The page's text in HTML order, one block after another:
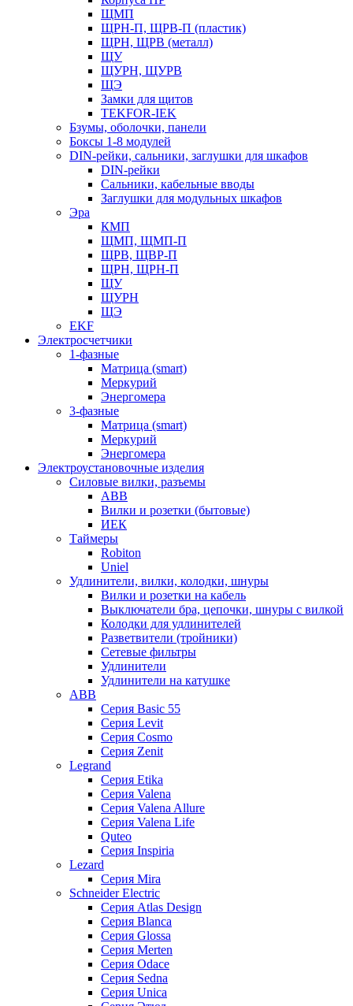
ЩМП
ЩРН-П, ЩРВ-П (пластик)
ЩРН, ЩРВ (металл)
ЩУ
ЩУРН, ЩУРВ
ЩЭ
Замки для щитов
TEKFOR-IEK
Бзумы, оболочки, панели
Боксы 1-8 модулей
DIN-рейки, сальники, заглушки для шкафов
DIN-рейки
Сальники, кабельные вводы
Заглушки для модульных шкафов
Эра
КМП
ЩМП, ЩМП-П
ЩРВ, ЩВР-П
ЩРН, ЩРН-П
ЩУ
ЩУРН
ЩЭ
EKF
Электросчетчики
1-фазные
Матрица (smart)
Меркурий
Энергомера
3-фазные
Матрица (smart)
Меркурий
Энергомера
Электроустановочные изделия
Силовые вилки, разъемы
ABB
Вилки и розетки (бытовые)
ИЕК
Таймеры
Robiton
Uniel
Удлинители, вилки, колодки, шнуры
Вилки и розетки на кабель
Выключатели бра, цепочки, шнуры с вилкой
Колодки для удлинителей
Разветвители (тройники)
Сетевые фильтры
Удлинители
Удлинители на катушке
ABB
Серия Basic 55
Серия Levit
Серия Cosmo
Серия Zenit
Legrand
Серия Etika
Серия Valena
Серия Valena Allure
Серия Valena Life
Quteo
Серия Inspiria
Lezard
Серия Mira
Schneider Electric
Серия Atlas Design
Серия Blanca
Серия Glossa
Серия Merten
Серия Odace
Серия Sedna
Серия Unica